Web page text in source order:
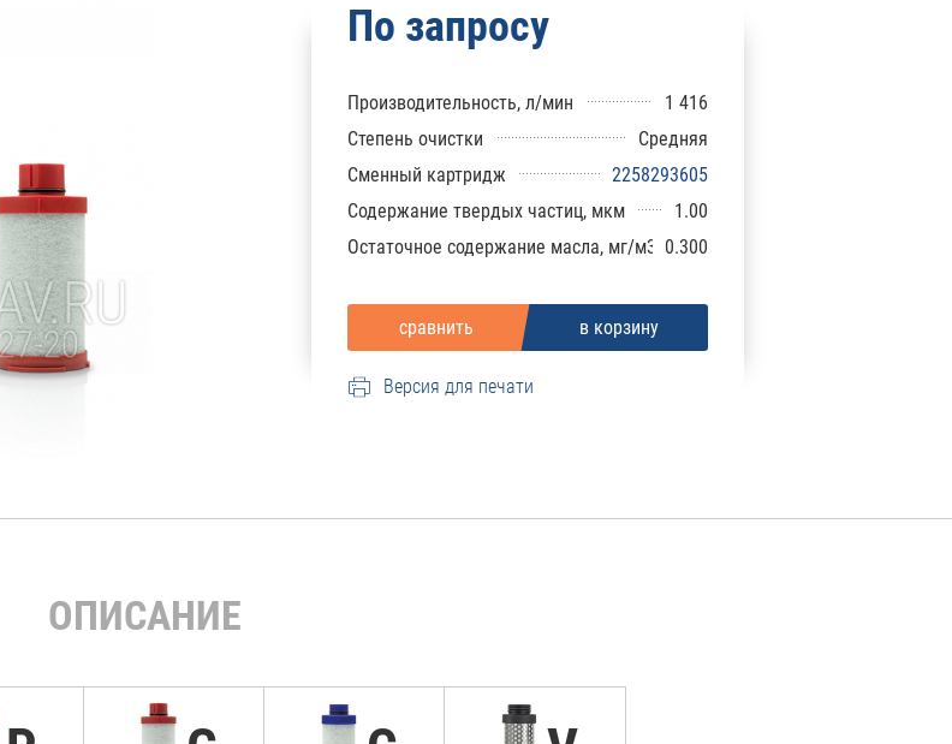
По запросу
Производительность, л/мин
1 416
Степень очистки
Средняя
Сменный картридж
2258293605
Содержание твердых частиц, мкм
1.00
Остаточное содержание масла, мг/м3 0.300
Версия для печати
ОПИСАНИЕ